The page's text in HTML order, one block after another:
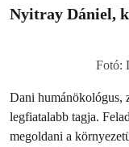
Nyitray Dániel,
Fotó:
Dani humánökológus,
legfiatalabb tagja.
megoldani a